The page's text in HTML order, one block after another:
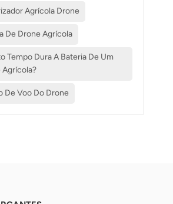
Agrícola Drone
De Drone Agrícola
Tempo Dura A Bateria De Um
Agrícola?
De Voo Do Drone